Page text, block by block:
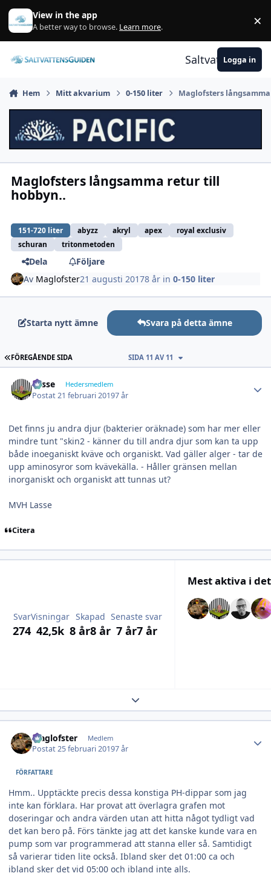
Gå till innehåll
View in the app
A better way to browse. Learn more. ×
Logga in
Hem Mitt akvarium 0-150 liter Maglofsters
Maglofsters långsamma retur till
hobbyn..
151-720 liter abyzz akryl apex
royal exclusiv
schuran
tritonmetoden
Dela
Följare
Av Maglofster21 augusti 20178 år in0-150 liter
Starta nytt ämne Svara på detta ämne
FÖRSTA SIDAN
FÖREGÅENDE SIDA SIDA 11 AV 11
Lasse Hedersmedlem
Postat21 februari 20197 år
Det finns ju andra djur (bakterier oräknade) som har mer eller
mindre tunt "skin2 - känner du till andra djur som kan ta upp
både inoeganiskt kväve och organiskt. Vad gäller alger - tar de
upp aminosyror som kvävekälla. - Håller gränsen mellan
inorganiskt och organiskt att tunnas ut?
MVH Lasse
Citera
Svar
274
Visningar
42,5k
Skapad
8 år8 år
Senaste svar
7 år7 år
Mest aktiva i
Expand topic overview
Maglofster Medlem
Postat25 februari 20197 år
FÖRFATTARE
Hmm.. Upptäckte precis dessa konstiga PH-dippar som jag
inte kan förklara. Har provat att överlagra grafen mot
doseringar och andra värden utan att hitta något tydligt vad
det kan bero på. Förs tänkte jag att det kanske kunde vara en
pump som var programmerad att stanna eller så. Samtidigt
så varierar tiden lite också. Ibland sker det 01:00 ca och
ibland sker det vid 05:00 och ibland inte alls.